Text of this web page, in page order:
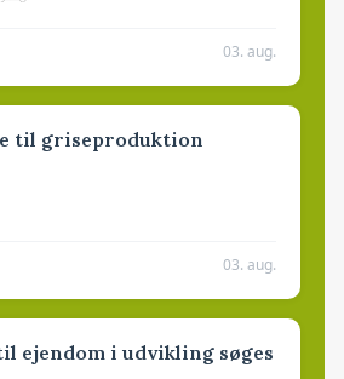
03. aug.
til griseproduktion
03. aug.
ejendom i udvikling søges